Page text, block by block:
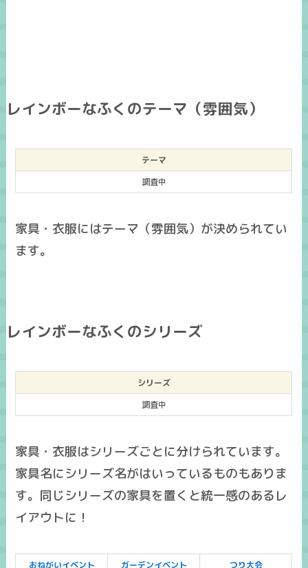
レインボーなふくのテーマ（雰囲気）
テーマ
調査中
家具・衣服にはテーマ（雰囲気）が決められてい
ます。
レインボーなふくのシリーズ
シリーズ
調査中
家具・衣服はシリーズごとに分けられています。
家具名にシリーズ名がはいっているものもありま
す。同じシリーズの家具を置くと統一感のあるレ
イアウトに！
おねがいイベント ガーデンイベント
つり大会